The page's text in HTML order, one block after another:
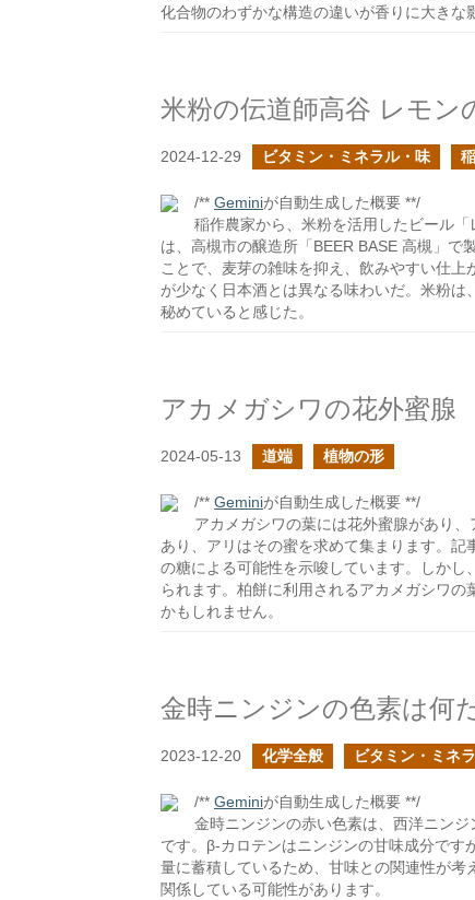
化合物のわずかな構造の違いが香りに大きな
米粉の伝道師高谷 レモン
2024-12-29 ビタミン・ミネラル・味
/** Geminiが自動生成した概要 **/
稲作農家から、米粉を活用したビール
は、高槻市の醸造所「BEER BASE 高槻」で
ことで、麦芽の雑味を抑え、飲みやすい仕
が少なく日本酒とは異なる味わいだ。米粉
秘めていると感じた。
アカメガシワの花外蜜腺
2024-05-13 道端 植物の形
/** Geminiが自動生成した概要 **/
アカメガシワの葉には花外蜜腺があり
あり、アリはその蜜を求めて集まります。
の糖による可能性を示唆しています。しかし
られます。柏餅に利用されるアカメガシワ
かもしれません。
金時ニンジンの色素は何
2023-12-20 化学全般 ビタミン・ミネ
/** Geminiが自動生成した概要 **/
金時ニンジンの赤い色素は、西洋ニン
です。β-カロテンはニンジンの甘味成分で
量に蓄積しているため、甘味との関連性が
関係している可能性があります。